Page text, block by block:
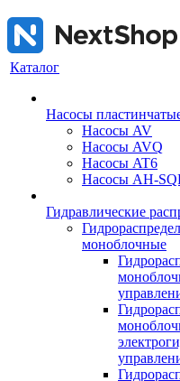
Каталог
Насосы
Насосы AV
Насосы AVQ
Насосы AT6
Насосы AH-
Гидравлические
моноблочные